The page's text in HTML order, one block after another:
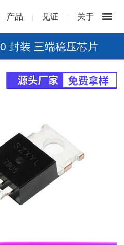
产品 | 见证 | 关于
封装 三端稳压芯片